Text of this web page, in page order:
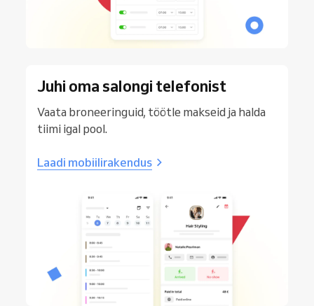
Juhi oma salongi telefonist
Vaata broneeringuid, töötle makseid ja halda
tiimi igal pool.
Laadi mobiilirakendus